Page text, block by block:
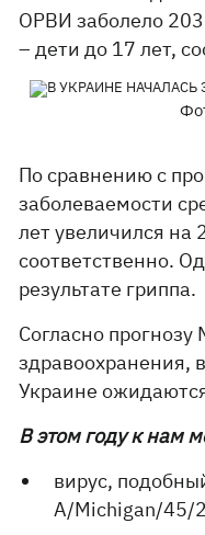
ОРВИ заболело
– дети до 17 лет,
По сравнению с
заболеваемости
лет увеличился на
соответственно.
результате гриппа.
Согласно прогнозу
здравоохранения,
Украине
В этом году к нам
вирус,
A/Michigan/45/